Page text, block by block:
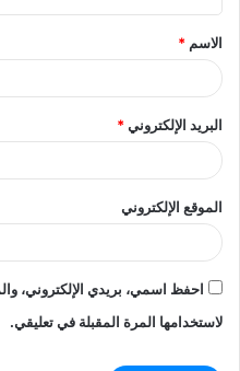
ق
*
الاسم *
البريد الإلكتروني*
الموقع الإلكتروني
احفظ اسمي، بريدي الإلكتروني،
لاستخدامها المرة المقبلة في تعليقي.